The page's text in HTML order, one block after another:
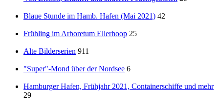
Blaue Stunde im Hamb. Hafen (Mai 2021) 42
Frühling im Arboretum Ellerhoop 25
Alte Bilderserien 911
"Super"-Mond über der Nordsee 6
Hamburger Hafen, Frühjahr 2021, Containerschiffe und mehr
29